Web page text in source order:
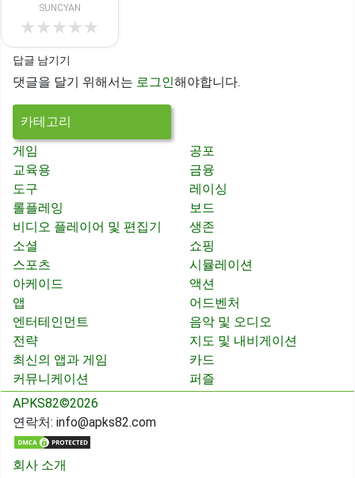
SUNCYAN
★★★★★
답글 남기기
댓글을 달기 위해서는 로그인해야합니다.
카테고리
게임
공포
교육용
금융
도구
레이싱
롤플레잉
보드
비디오 플레이어 및 편집기
생존
소셜
쇼핑
스포츠
시뮬레이션
아케이드
액션
앱
어드벤처
엔터테인먼트
음악 및 오디오
전략
지도 및 내비게이션
최신의 앱과 게임
카드
커뮤니케이션
퍼즐
APKS82©2026
연락처: info@apks82.com
회사 소개